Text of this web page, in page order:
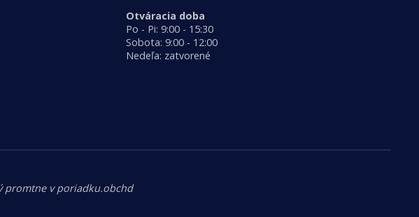
Otváracia doba
Po - Pi: 9:00 - 15:30
Sobota: 9:00 - 12:00
Nedeľa: zatvorené
promtne v poriadku.obchd